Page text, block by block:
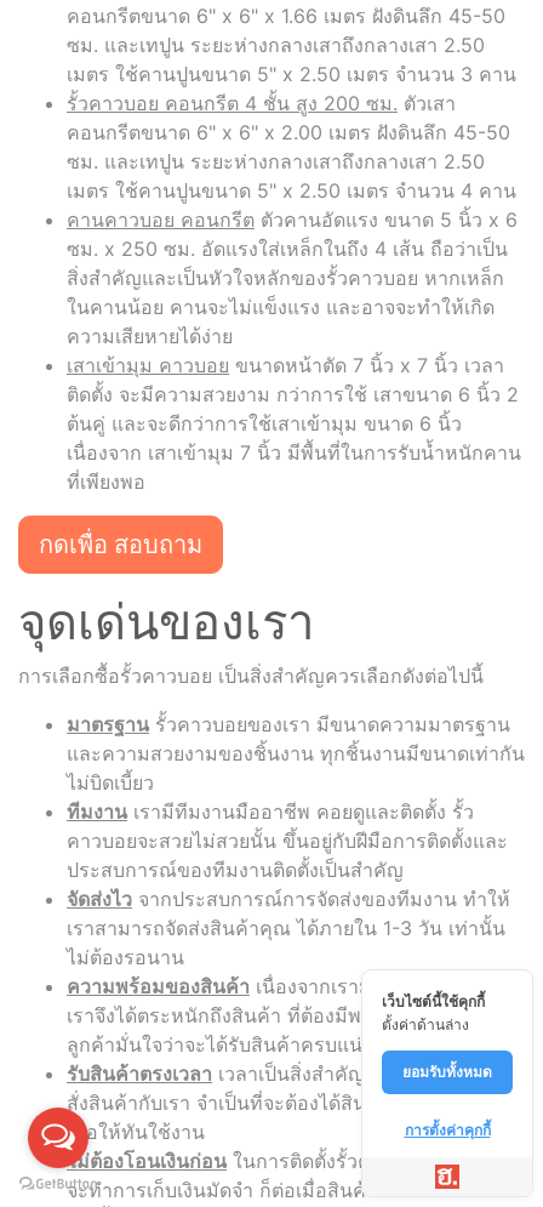
คอนกรีตขนาด 6" x 6" x 1.66 เมตร ฝังดินลึก 45-50
ซม. และเทปูน ระยะห่างกลางเสาถึงกลางเสา 2.50
เมตร ใช้คานปูนขนาด 5" x 2.50 เมตร จำนวน 3 คาน
รั้วคาวบอย คอนกรีต 4 ชั้น สูง 200 ซม. ตัวเสา
คอนกรีตขนาด 6" x 6" x 2.00 เมตร ฝังดินลึก 45-50
ซม. และเทปูน ระยะห่างกลางเสาถึงกลางเสา 2.50
เมตร ใช้คานปูนขนาด 5" x 2.50 เมตร จำนวน 4 คาน
คานคาวบอย คอนกรีต ตัวคานอัดแรง ขนาด 5 นิ้ว x 6
ซม. x 250 ซม. อัดแรงใส่เหล็กในถึง 4 เส้น ถือว่าเป็น
สิ่งสำคัญและเป็นหัวใจหลักของรั้วคาวบอย หากเหล็ก
ในคานน้อย คานจะไม่แข็งแรง และอาจจะทำให้เกิด
ความเสียหายได้ง่าย
เสาเข้ามุม คาวบอย ขนาดหน้าตัด 7 นิ้ว x 7 นิ้ว เวลา
ติดตั้ง จะมีความสวยงาม กว่าการใช้ เสาขนาด 6 นิ้ว 2
ต้นคู่ และจะดีกว่าการใช้เสาเข้ามุม ขนาด 6 นิ้ว
เนื่องจาก เสาเข้ามุม 7 นิ้ว มีพื้นที่ในการรับน้ำหนักคาน
ที่เพียงพอ
กดเพื่อ สอบถาม
จุดเด่นของเรา
การเลือกซื้อรั้วคาวบอย เป็นสิ่งสำคัญควรเลือกดังต่อไปนี้
มาตรฐาน รั้วคาวบอยของเรา มีขนาดความมาตรฐาน
และความสวยงามของชิ้นงาน ทุกชิ้นงานมีขนาดเท่ากัน
ไม่บิดเบี้ยว
ทีมงาน เรามีทีมงานมืออาชีพ คอยดูและติดตั้ง รั้ว
คาวบอยจะสวยไม่สวยนั้น ขึ้นอยู่กับฝีมือการติดตั้งและ
ประสบการณ์ของทีมงานติดตั้งเป็นสำคัญ
จัดส่งไว จากประสบการณ์การจัดส่งของทีมงาน ทำให้
เราสามารถจัดส่งสินค้าคุณ ได้ภายใน 1-3 วัน เท่านั้น
ไม่ต้องรอนาน
ความพร้อมของสินค้า เนื่องจากเรามีลูกค้าจำนวนมาก
เราจึงได้ตระหนักถึงสินค้า ที่ต้องมีพร้อมจัดส่ง เพื่อให้
ลูกค้ามั่นใจว่าจะได้รับสินค้าครบแน่นอน
รับสินค้าตรงเวลา เวลาเป็นสิ่งสำคัญ หากลูกค้า ทำการ
สั่งสินค้ากับเรา จำเป็นที่จะต้องได้สินค้าตรงตามเวลา
เพื่อให้ทันใช้งาน
ไม่ต้องโอนเงินก่อน ในการติดตั้งรั้วคาวบอยนั้น ทางเรา
จะทำการเก็บเงินมัดจำ ก็ต่อเมื่อสินค้าถึงหน้างานแล้ว
เว็บไซต์นี้ใช้คุกกี้
ตั้งค่าด้านล่าง
ยอมรับทั้งหมด
การตั้งค่าคุกกี้